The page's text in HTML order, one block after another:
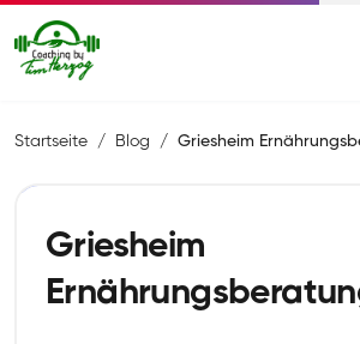
Startseite Blog Griesheim
Griesheim